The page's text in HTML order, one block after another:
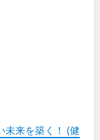
未来を築く！ (健